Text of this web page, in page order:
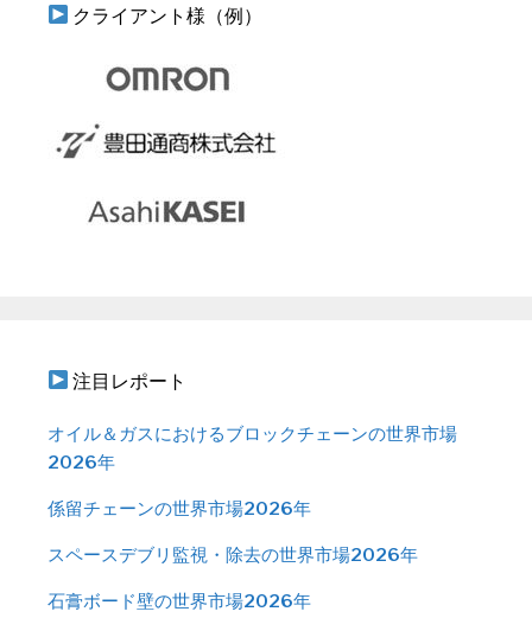
クライアント様（例）
注目レポート
オイル＆ガスにおけるブロックチェーンの世界市場
2026年
係留チェーンの世界市場2026年
スペースデブリ監視・除去の世界市場2026年
石膏ボード壁の世界市場2026年